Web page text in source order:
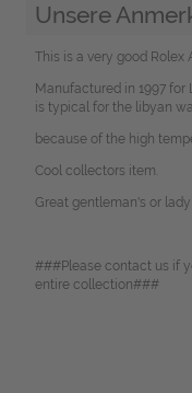
Unsere
This is a very good Rolex
Manufactured in 1997
is typical for the libyan
because of the high
Cool collectors item.
Great gentleman's or
###Please contact us if
entire collection###